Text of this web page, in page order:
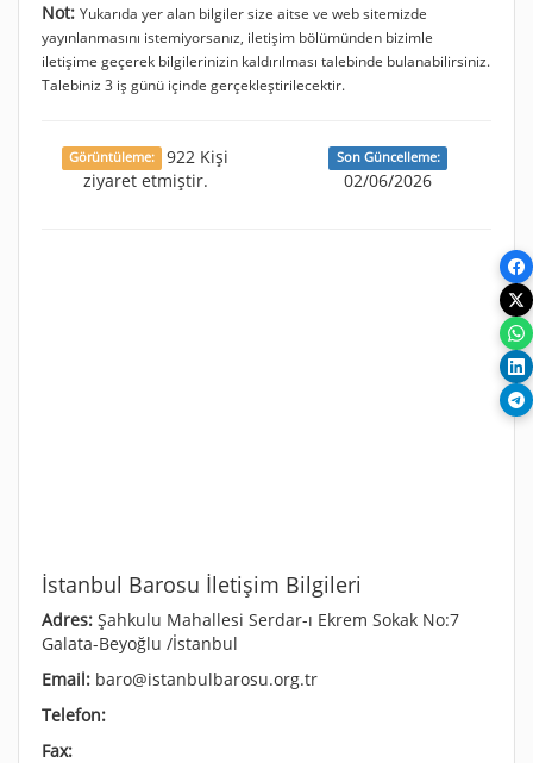
Not: Yukarıda yer alan bilgiler size aitse ve web sitemizde
yayınlanmasını istemiyorsanız, iletişim bölümünden bizimle
iletişime geçerek bilgilerinizin kaldırılması talebinde bulanabilirsiniz.
Talebiniz 3 iş günü içinde gerçekleştirilecektir.
Görüntüleme:
922 Kişi
ziyaret etmiştir.
Son Güncelleme:
02/06/2026
İstanbul Barosu İletişim Bilgileri
Adres: Şahkulu Mahallesi Serdar-ı Ekrem Sokak No:7
Galata-Beyoğlu /İstanbul
Email: baro@istanbulbarosu.org.tr
Telefon:
Fax: